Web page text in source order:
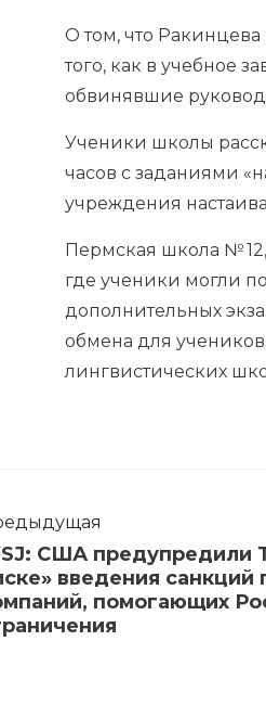
О том, что
того, как в учебное
обвинявшие
Ученики школы
часов с заданиями
учреждения
Пермская школа №
где ученики могли
дополнительных
обмена для
лингвистических
США предупредили
введения санкций
помогающих